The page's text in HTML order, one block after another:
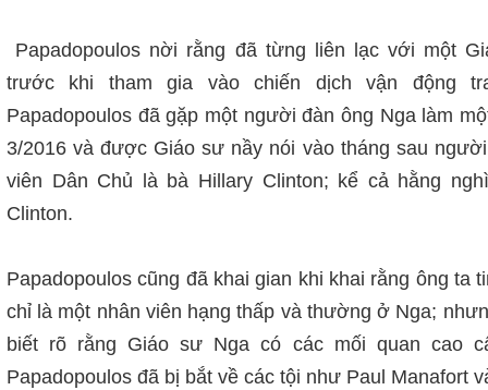
Papadopoulos nời rằng đã từng liên lạc với một
trước khi tham gia vào chiến dịch vận động
Papadopoulos đã gặp một người đàn ông Nga làm
3/2016 và được Giáo sư nầy nói vào tháng sau
viên Dân Chủ là bà Hillary Clinton; kể cả hằng
Clinton.
Papadopoulos cũng đã khai gian khi khai rằng ông ta
chỉ là một nhân viên hạng thấp và thường ở Nga;
biết rõ rằng Giáo sư Nga có các mối quan cao
Papadopoulos đã bị bắt về các tội như Paul Manafort